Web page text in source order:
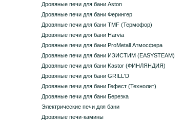
Дровяные печи для бани Aston
Дровяные печи для бани Ферингер
Дровяные печи для бани TMF (Термофор)
Дровяные печи для бани Harvia
Дровяные печи для бани ProMetall Атмосфера
Дровяные печи для бани ИЗИСТИМ (EASYSTEAM)
Дровяные печи для бани Kastor (ФИНЛЯНДИЯ)
Дровяные печи для бани GRILL'D
Дровяные печи для бани Гефест (Технолит)
Дровяные печи для бани Березка
Электрические печи для бани
Дровяные печи-камины